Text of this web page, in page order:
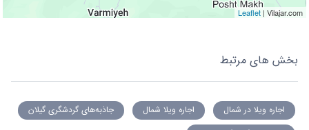
Leaflet | Vilajar.com
بخش های مرتبط
اجاره ویلا در شمال اجاره ویلا شمال
جاذبه‌های گردشگری گیلان